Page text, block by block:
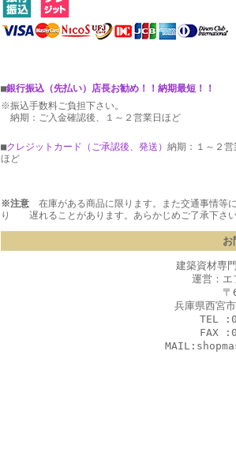
■銀行振込（先払い）店長お勧め！！納期最短！！
※振込手数料ご負担下さい。
納期：ご入金確認後、１～２営業日ほど
■クレジットカード（ご承認後、発送 ） 納期：１～２営
ほど
※注意在庫がある商品に限ります。また交通事情等
り 遅れることがあります。あらかじめご了承下さい
お
建築資材専
運営：エ
兵庫県西宮
TEL
FAX